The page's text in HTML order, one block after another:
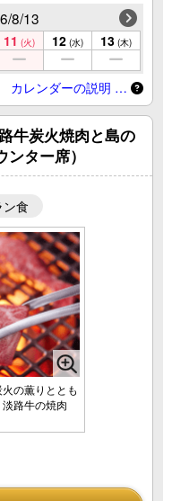
8/13
11 (火) 12 (水) 13 (木)
カレンダーの説明 …
牛炭火焼肉と島の
ター席）
ン食
の薫りととも
路牛の焼肉